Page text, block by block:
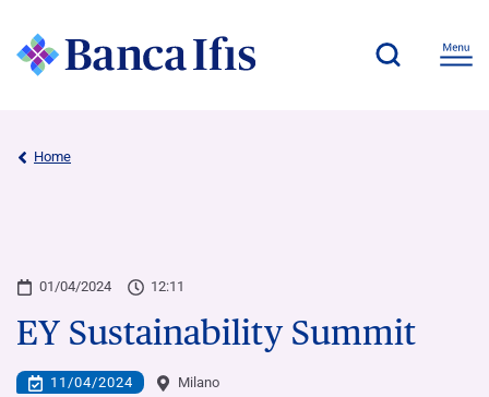
Home
01/04/2024 12:11
EY Sustainability Summit
11/04/2024 Milano